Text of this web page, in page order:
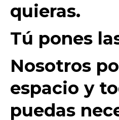
quieras.
Tú pones
Nosotros
espacio y
puedas